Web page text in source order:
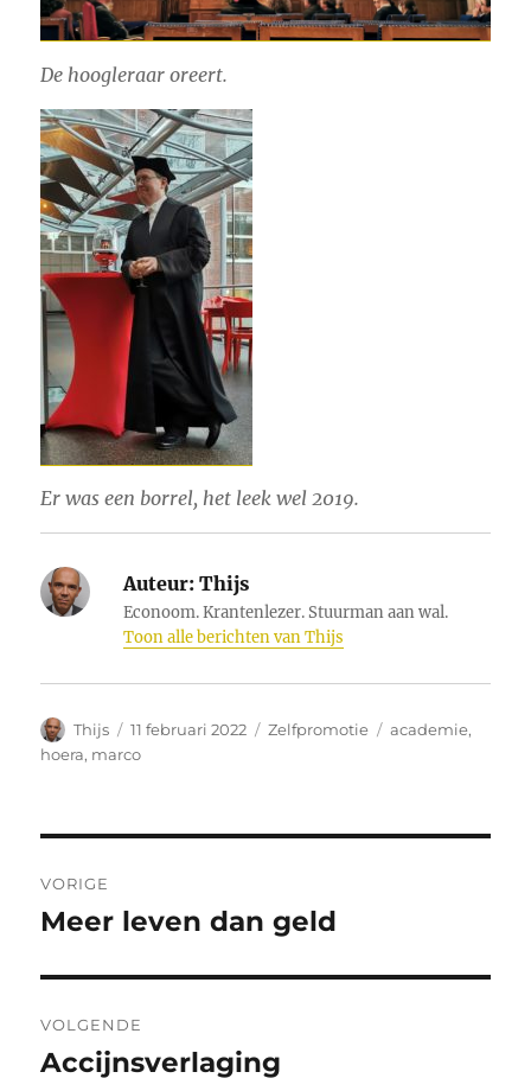
De hoogleraar oreert.
Er was een borrel, het leek wel 2019.
Auteur: Thijs
Econoom. Krantenlezer. Stuurman aan wal.
Toon alle berichten van Thijs
Auteur
Thijs
Geplaatst
op
11 februari 2022 Categorieën
Zelfpromotie Tags
academie,
hoera, marco
navigatie
VORIGE
Vorig
Meer leven dan geld
VOLGENDE
Volgend
Accijnsverlaging